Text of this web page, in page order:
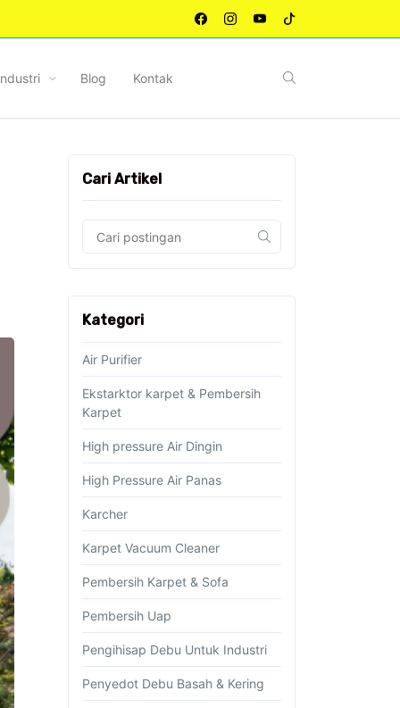
Blog Kontak
Cari Artikel
Kategori
Air Purifier
Ekstarktor karpet & Pembersih
Karpet
High pressure Air Dingin
High Pressure Air Panas
Karcher
Karpet Vacuum Cleaner
Pembersih Karpet & Sofa
Pembersih Uap
Pengihisap Debu Untuk Industri
Penyedot Debu Basah & Kering